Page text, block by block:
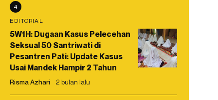
4
EDITORIAL
5W1H: Dugaan Kasus Pelecehan
Seksual 50 Santriwati di
Pesantren Pati: Update Kasus
Usai Mandek Hampir 2 Tahun
Risma Azhari 2 bulan lalu